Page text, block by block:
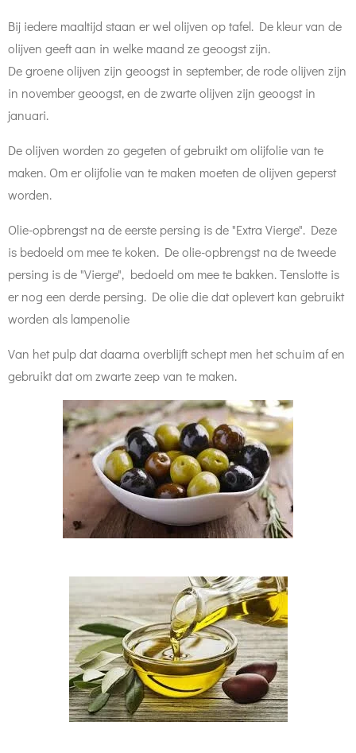
Bij iedere maaltijd staan er wel olijven op tafel. De kleur van de
olijven geeft aan in welke maand ze geoogst zijn.
De groene olijven zijn geoogst in september, de rode olijven zijn
in november geoogst, en de zwarte olijven zijn geoogst in
januari.
De olijven worden zo gegeten of gebruikt om olijfolie van te
maken. Om er olijfolie van te maken moeten de olijven geperst
worden.
Olie-opbrengst na de eerste persing is de "Extra Vierge". Deze
is bedoeld om mee te koken. De olie-opbrengst na de tweede
persing is de "Vierge", bedoeld om mee te bakken. Tenslotte is
er nog een derde persing. De olie die dat oplevert kan gebruikt
worden als lampenolie
Van het pulp dat daarna overblijft schept men het schuim af en
gebruikt dat om zwarte zeep van te maken.